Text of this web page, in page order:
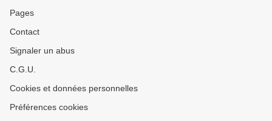
Pages
Contact
Signaler un abus
C.G.U.
Cookies et données personnelles
Préférences cookies